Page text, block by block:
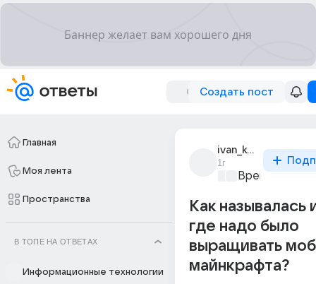
Создать пост
Главная
Моя лента
Пространства
В ТОПЕ НА ОТВЕТАХ
Информационные технологии
ivan_konyshev_68
1г
Время игр
Как называлась
где надо было
выращивать
майнкрафта?